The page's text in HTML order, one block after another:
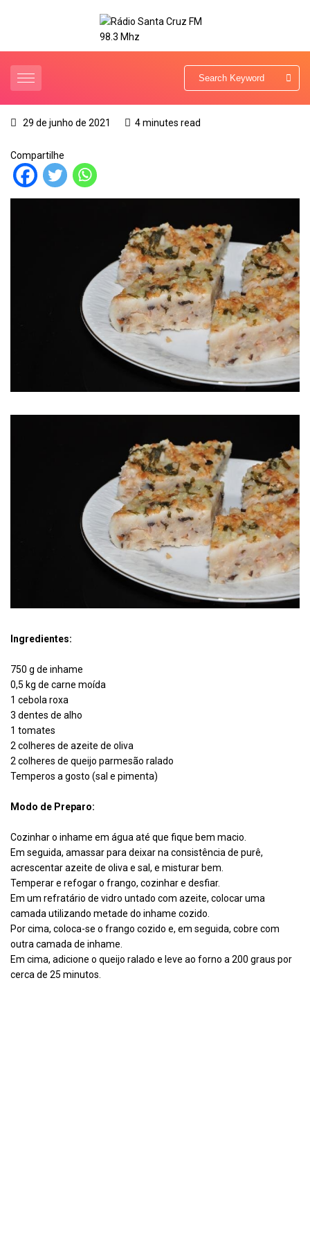
29 de junho de 2021 4 minutes read
Compartilhe
Ingredientes:
750 g de inhame
0,5 kg de carne moída
1 cebola roxa
3 dentes de alho
1 tomates
2 colheres de azeite de oliva
2 colheres de queijo parmesão ralado
Temperos a gosto (sal e pimenta)
Modo de Preparo:
Cozinhar o inhame em água até que fique bem macio.
Em seguida, amassar para deixar na consistência de purê,
acrescentar azeite de oliva e sal, e misturar bem.
Temperar e refogar o frango, cozinhar e desfiar.
Em um refratário de vidro untado com azeite, colocar uma
camada utilizando metade do inhame cozido.
Por cima, coloca-se o frango cozido e, em seguida, cobre com
outra camada de inhame.
Em cima, adicione o queijo ralado e leve ao forno a 200 graus por
cerca de 25 minutos.